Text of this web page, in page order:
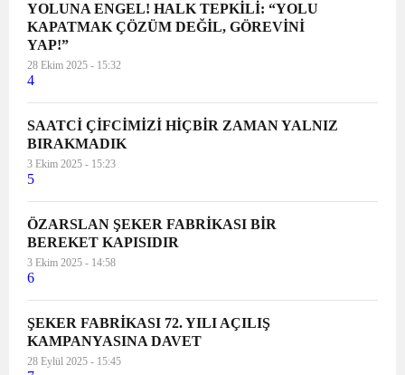
YOLUNA ENGEL! HALK TEPKİLİ: “YOLU
KAPATMAK ÇÖZÜM DEĞİL, GÖREVİNİ
YAP!”
28 Ekim 2025 - 15:32
4
SAATCİ ÇİFCİMİZİ HİÇBİR ZAMAN YALNIZ
BIRAKMADIK
3 Ekim 2025 - 15:23
5
ÖZARSLAN ŞEKER FABRİKASI BİR
BEREKET KAPISIDIR
3 Ekim 2025 - 14:58
6
ŞEKER FABRİKASI 72. YILI AÇILIŞ
KAMPANYASINA DAVET
28 Eylül 2025 - 15:45